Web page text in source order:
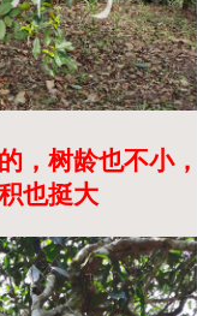
，树龄也不小，
也挺大